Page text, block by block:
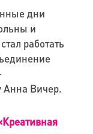
дни
и
работать
Анна Вичер.